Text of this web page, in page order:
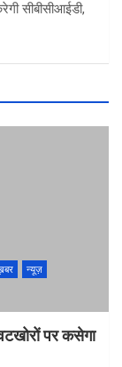
सीबीसीआईडी,
न्यूज़
पर कसेगा